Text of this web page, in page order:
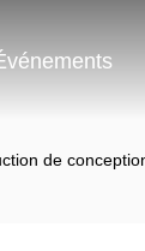
de